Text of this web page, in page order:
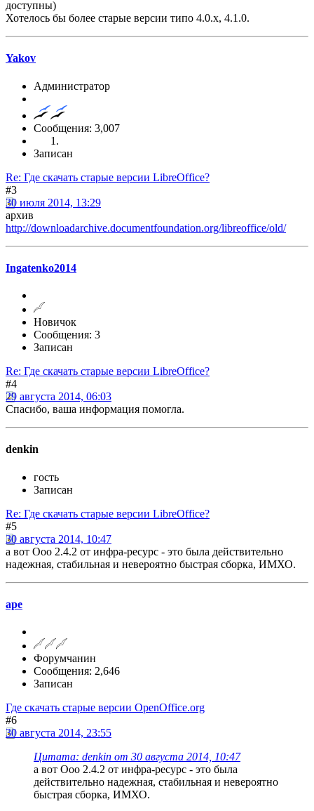
доступны)
Хотелось бы более старые версии типо 4.0.x, 4.1.0.
Yakov
Администратор
Сообщения: 3,007
Записан
Re: Где скачать старые версии LibreOffice?
#3
30 июля 2014, 13:29
архив
http://downloadarchive.documentfoundation.org/libreoffice/old/
Ingatenko2014
Новичок
Сообщения: 3
Записан
Re: Где скачать старые версии LibreOffice?
#4
29 августа 2014, 06:03
Спасибо, ваша информация помогла.
denkin
гость
Записан
Re: Где скачать старые версии LibreOffice?
#5
30 августа 2014, 10:47
а вот Ooo 2.4.2 от инфра-ресурс - это была действительно
надежная, стабильная и невероятно быстрая сборка, ИМХО.
ape
Форумчанин
Сообщения: 2,646
Записан
Где скачать старые версии OpenOffice.org
#6
30 августа 2014, 23:55
Цитата: denkin от 30 августа 2014, 10:47
а вот Ooo 2.4.2 от инфра-ресурс - это была
действительно надежная, стабильная и невероятно
быстрая сборка, ИМХО.